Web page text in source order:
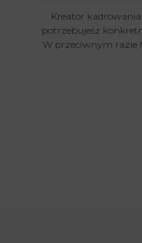
Kreator
potrzebujesz
W przeciwnym razie